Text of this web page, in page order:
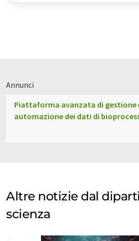
Annunci
Piattaforma avanzata di gestione
automazione dei dati di
Altre notizie dal
scienza